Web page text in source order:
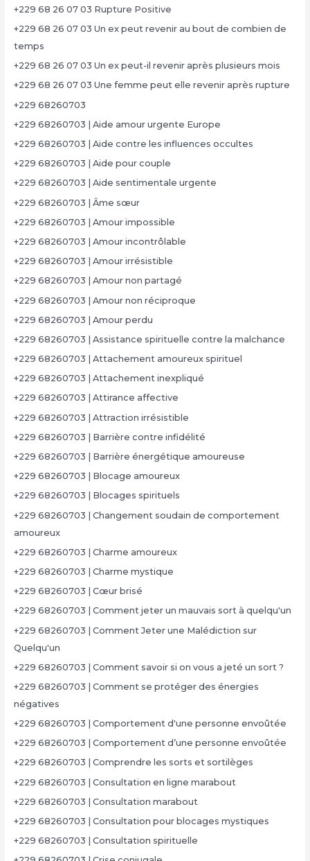
+229 68 26 07 03 Rupture Positive
+229 68 26 07 03 Un ex peut revenir au bout de combien de
temps
+229 68 26 07 03 Un ex peut-il revenir après plusieurs mois
+229 68 26 07 03 Une femme peut elle revenir après rupture
+229 68260703
+229 68260703 | Aide amour urgente Europe
+229 68260703 | Aide contre les influences occultes
+229 68260703 | Aide pour couple
+229 68260703 | Aide sentimentale urgente
+229 68260703 | Âme sœur
+229 68260703 | Amour impossible
+229 68260703 | Amour incontrôlable
+229 68260703 | Amour irrésistible
+229 68260703 | Amour non partagé
+229 68260703 | Amour non réciproque
+229 68260703 | Amour perdu
+229 68260703 | Assistance spirituelle contre la malchance
+229 68260703 | Attachement amoureux spirituel
+229 68260703 | Attachement inexpliqué
+229 68260703 | Attirance affective
+229 68260703 | Attraction irrésistible
+229 68260703 | Barrière contre infidélité
+229 68260703 | Barrière énergétique amoureuse
+229 68260703 | Blocage amoureux
+229 68260703 | Blocages spirituels
+229 68260703 | Changement soudain de comportement
amoureux
+229 68260703 | Charme amoureux
+229 68260703 | Charme mystique
+229 68260703 | Cœur brisé
+229 68260703 | Comment jeter un mauvais sort à quelqu'un
+229 68260703 | Comment Jeter une Malédiction sur
Quelqu'un
+229 68260703 | Comment savoir si on vous a jeté un sort ?
+229 68260703 | Comment se protéger des énergies
négatives
+229 68260703 | Comportement d'une personne envoûtée
+229 68260703 | Comportement d’une personne envoûtée
+229 68260703 | Comprendre les sorts et sortilèges
+229 68260703 | Consultation en ligne marabout
+229 68260703 | Consultation marabout
+229 68260703 | Consultation pour blocages mystiques
+229 68260703 | Consultation spirituelle